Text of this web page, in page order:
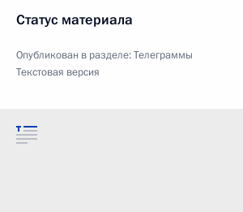
Статус материала
Опубликован в разделе:Телеграммы
Текстовая версия